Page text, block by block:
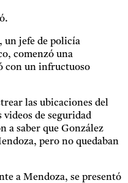
, un jefe de policía
comenzó una
con un infructuoso
las ubicaciones del
videos de seguridad
a saber que González
pero no quedaban
a Mendoza, se presentó